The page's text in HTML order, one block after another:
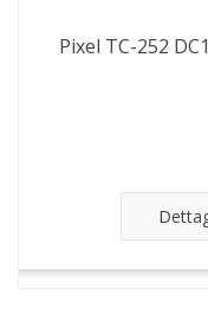
Pixel TC-252